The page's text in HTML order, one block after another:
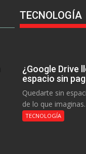
TECNOLOGÍA
¿Google Drive
espacio sin
Quedarte sin
de lo que
TECNOLOGÍA